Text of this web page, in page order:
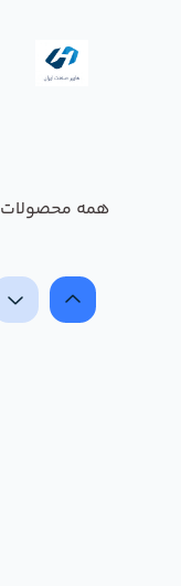
همه محصولات